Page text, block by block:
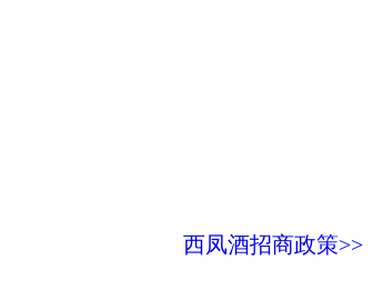
西凤酒招商政策>>